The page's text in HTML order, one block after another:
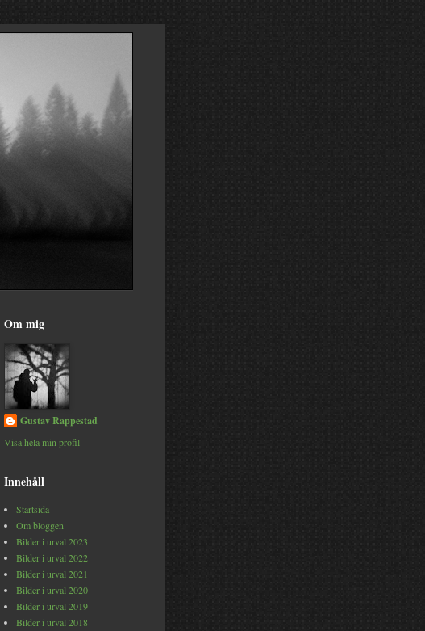
Om mig
Gustav Rappestad
Visa hela min profil
Innehåll
Startsida
Om bloggen
Bilder i urval 2023
Bilder i urval 2022
Bilder i urval 2021
Bilder i urval 2020
Bilder i urval 2019
Bilder i urval 2018